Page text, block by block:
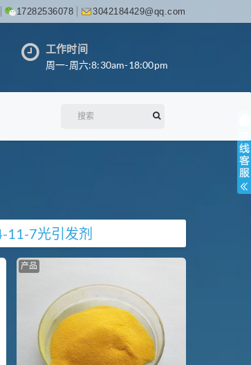
17282536078 3042184429@qq.com
工作时间
周一-周六:8:30am-18:00pm
11-7光引发剂
产品